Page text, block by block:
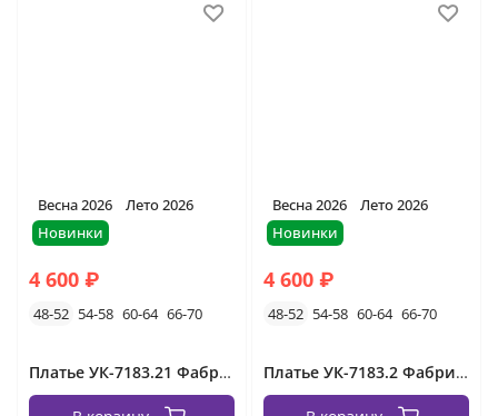
Весна 2026
Лето 2026
Новинки
4 600 ₽
48-52 54-58 60-64 66-70
Платье УК-7183.21 Фабрика Моды
Весна 2026
Лето 2026
Новинки
4 600 ₽
48-52 54-58 60-64 66-70
Платье УК-7183.2 Фабрика Моды